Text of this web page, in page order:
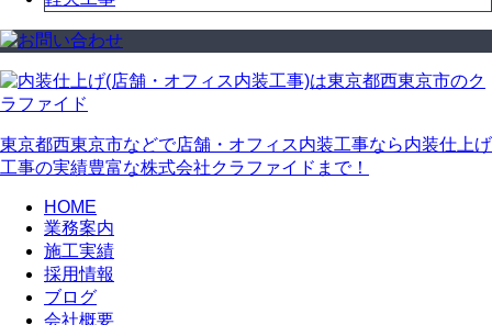
東京都西東京市などで店舗・オフィス内装工事なら内装仕上げ
工事の実績豊富な株式会社クラファイドまで！
HOME
業務案内
施工実績
採用情報
ブログ
会社概要